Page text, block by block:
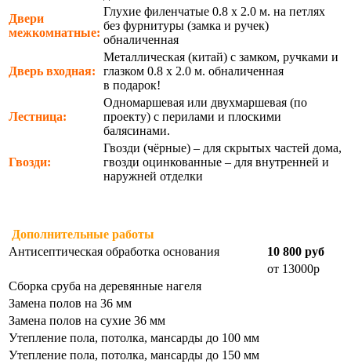
Двери
межкомнатные:
Глухие филенчатые 0.8 х 2.0 м. на петлях
без фурнитуры (замка и ручек)
обналиченная
Дверь входная:
Металлическая (китай) с замком, ручками и
глазком 0.8 х 2.0 м. обналиченная
в подарок!
Лестница:
Одномаршевая или двухмаршевая (по
проекту) с перилами и плоскими
балясинами.
Гвозди:
Гвозди (чёрные) – для скрытых частей дома,
гвозди оцинкованные – для внутренней и
наружней отделки
Дополнительные работы
Антисептическая обработка основания
10 800 руб
от 13000р
Сборка сруба на деревянные нагеля
Замена полов на 36 мм
Замена полов на сухие 36 мм
Утепление пола, потолка, мансарды до 100 мм
Утепление пола, потолка, мансарды до 150 мм